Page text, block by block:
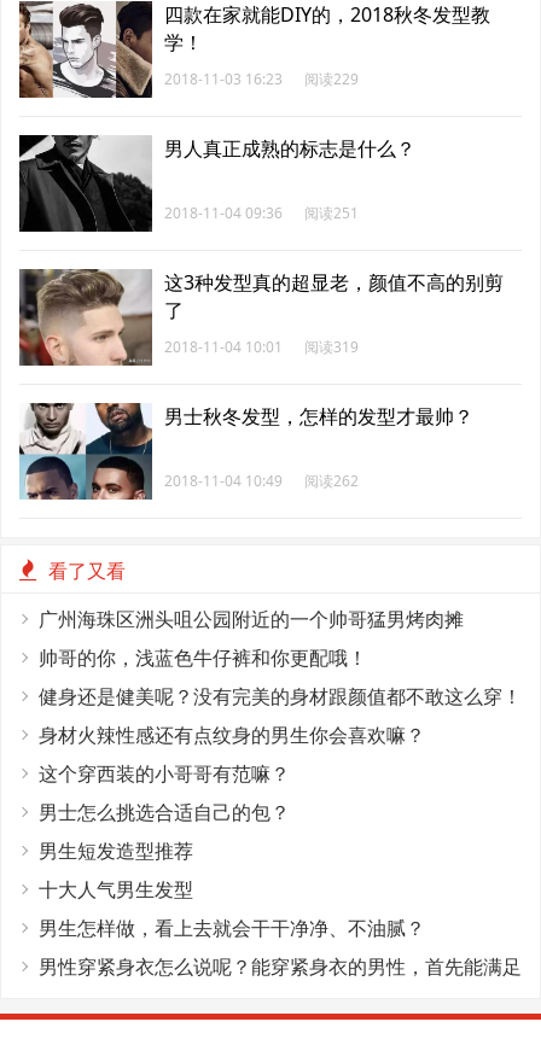
四款在家就能DIY的，2018秋冬发型教
学！
2018-11-03 16:23 阅读229
男人真正成熟的标志是什么？
2018-11-04 09:36 阅读251
这3种发型真的超显老，颜值不高的别剪
了
2018-11-04 10:01 阅读319
男士秋冬发型，怎样的发型才最帅？
2018-11-04 10:49 阅读262
看了又看
广州海珠区洲头咀公园附近的一个帅哥猛男烤肉摊
帅哥的你，浅蓝色牛仔裤和你更配哦！
健身还是健美呢？没有完美的身材跟颜值都不敢这么穿！
身材火辣性感还有点纹身的男生你会喜欢嘛？
这个穿西装的小哥哥有范嘛？
男士怎么挑选合适自己的包？
男生短发造型推荐
十大人气男生发型
男生怎样做，看上去就会干干净净、不油腻？
男性穿紧身衣怎么说呢？能穿紧身衣的男性，首先能满足